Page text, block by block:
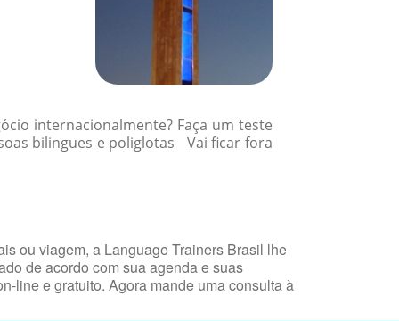
internacionalmente? Faça um teste
bilingues e poliglotas Vai ficar fora
ou viagem, a Language Trainers Brasil lhe
de acordo com sua agenda e suas
line e gratuito. Agora mande uma consulta à